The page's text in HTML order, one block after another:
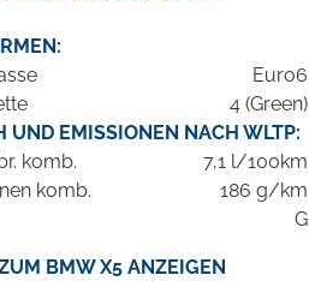
Euro6
4 (Green)
UND EMISSIONEN NACH WLTP:
komb.
7,1 l/100km
komb.
186 g/km
G
BMW X5 ANZEIGEN